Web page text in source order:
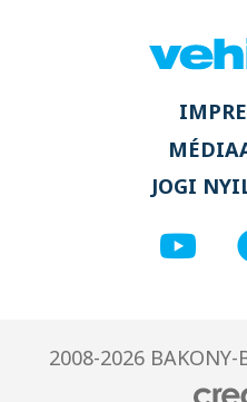
JOGI
2008-2026